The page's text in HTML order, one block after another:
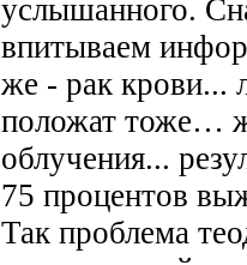
услышанного.
впитываем
же - рак крови...
положат тоже…
облучения...
75 процентов
Так проблема